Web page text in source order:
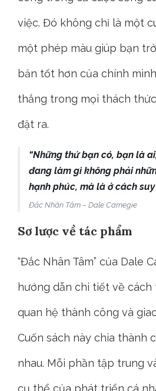
chỉ tìm thấy những kỹ
quả. Mà còn những bí
để tạo dựng mối quan hệ
công trong cả cuộc sống
việc. Đó không chỉ là một
một phép màu giúp bạn
bản tốt hơn của chính
thắng trong mọi thách
đặt ra.
“Những thứ bạn có, bạn là
đang làm gì không phải
Đắc Nhân Tâm – Dale Carnegie
Sơ lược về tác phẩm
“Đắc Nhân Tâm” của Dale
hướng dẫn chi tiết về cách